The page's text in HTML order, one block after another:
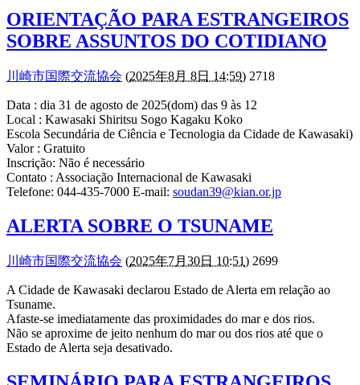
ORIENTAÇÃO PARA ESTRANGEIROS
SOBRE ASSUNTOS DO COTIDIANO
川崎市国際交流協会 (2025年8月 8日 14:59) 2718
Data : dia 31 de agosto de 2025(dom) das 9 às 12
Local : Kawasaki Shiritsu Sogo Kagaku Koko
Escola Secundária de Ciência e Tecnologia da Cidade de Kawasaki)
Valor : Gratuito
Inscrição: Não é necessário
Contato : Associação Internacional de Kawasaki
Telefone: 044-435-7000 E-mail: soudan39@kian.or.jp
ALERTA SOBRE O TSUNAME
川崎市国際交流協会 (2025年7月30日 10:51) 2699
A Cidade de Kawasaki declarou Estado de Alerta em relação ao
Tsuname.
Afaste-se imediatamente das proximidades do mar e dos rios.
Não se aproxime de jeito nenhum do mar ou dos rios até que o
Estado de Alerta seja desativado.